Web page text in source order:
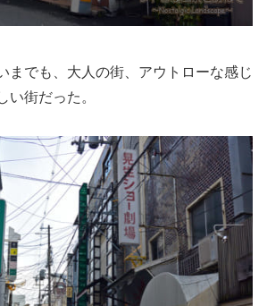
までも、大人の街、アウトローな感じ
い街だった。